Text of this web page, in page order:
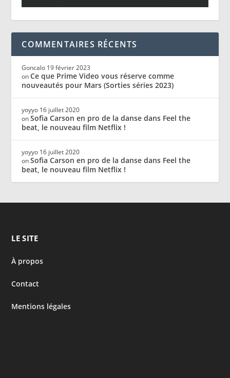
COMMENTAIRES RÉCENTS
Goncalo 19 février 2023
onCe que Prime Video vous réserve comme
nouveautés pour Mars (Sorties séries 2023)
yoyyo 16 juillet 2020
onSofia Carson en pro de la danse dans Feel the
beat, le nouveau film Netflix !
yoyyo 16 juillet 2020
onSofia Carson en pro de la danse dans Feel the
beat, le nouveau film Netflix !
LE SITE
À propos
Contact
Mentions légales